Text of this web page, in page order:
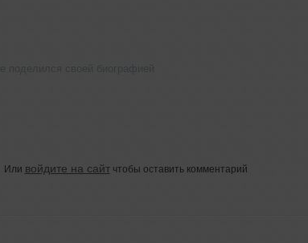
Или войдите на сайтчтобы оставить комментарий